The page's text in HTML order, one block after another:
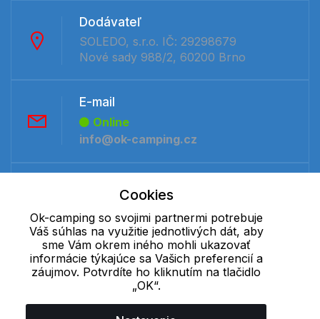
Dodávateľ
SOLEDO, s.r.o. IČ: 29298679
Nové sady 988/2, 60200 Brno
E-mail
Online
info@ok-camping.cz
Online
+421 277 270 091
Cookie - podrobné nastavenie| Ďalšie informácie|Spracovanie
osobných údajov
Cookies
Ok-camping so svojimi partnermi potrebuje
Váš súhlas na využitie jednotlivých dát, aby
sme Vám okrem iného mohli ukazovať
informácie týkajúce sa Vašich preferencií a
záujmov. Potvrdíte ho kliknutím na tlačidlo
„OK“.